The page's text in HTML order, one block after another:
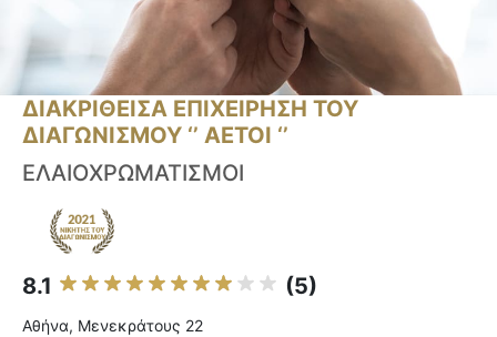
ΔΙΑΚΡΙΘΕΙΣΑ ΕΠΙΧΕΙΡΗΣΗ ΤΟΥ
ΔΙΑΓΩΝΙΣΜΟΥ ‘’ ΑΕΤΟΙ ‘’
ΕΛΑΙΟΧΡΩΜΑΤΙΣΜΟΙ
8.1 (5)
Αθήνα, Μενεκράτους 22